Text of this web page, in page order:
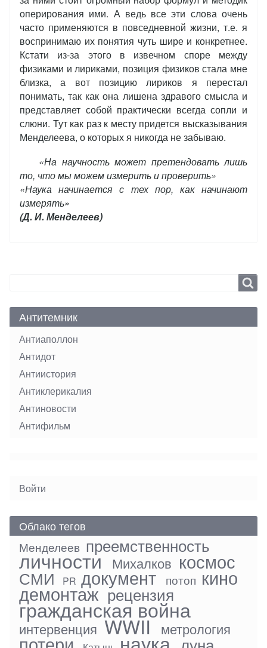
оперирования ими. А ведь все эти слова очень
часто применяются в повседневной жизни, т.е. я
воспринимаю их понятия чуть шире и конкретнее.
Кстати из-за этого в извечном споре между
физиками и лириками, позиция физиков стала мне
близка, а вот позицию лириков я перестал
понимать, так как она лишена здравого смысла и
представляет собой практически всегда сопли и
слюни. Тут как раз к месту придется высказывания
Менделеева, о которых я никогда не забываю.
«На научность может претендовать лишь
то, что мы можем измерить и проверить»
«Наука начинается с тех пор, как начинают
измерять»
(Д. И. Менделеев)
Антитемник
Антиаполлон
Антидот
Антиистория
Антиклерикалия
Антиновости
Антифильм
User
Войти
Облако тегов
Менделеев преемственность
личности Михалков космос
СМИ PR документ потоп кино
демонтаж рецензия
гражданская война
интервенция WWII метрология